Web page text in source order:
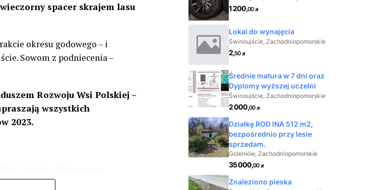
spacer skrajem lasu
okresu godowego – i
Sowom z podniecenia –
Rozwoju Wsi Polskiej –
wszystkich
2023.
przedstawionego na